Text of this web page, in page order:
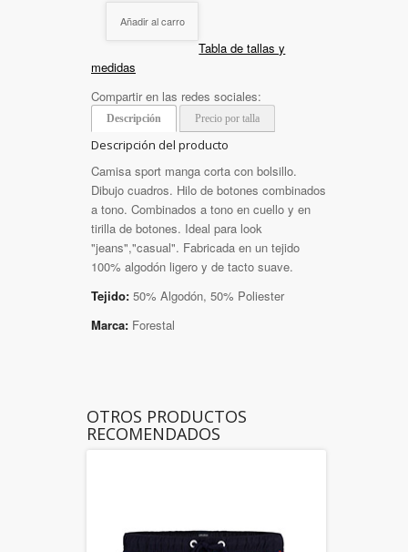
Añadir al carro
Tabla de tallas y
medidas
Compartir en las redes sociales:
Descripción Precio por talla
Descripción del producto
Camisa sport manga corta con bolsillo.
Dibujo cuadros. Hilo de botones combinados
a tono. Combinados a tono en cuello y en
tirilla de botones. Ideal para look
"jeans","casual". Fabricada en un tejido
100% algodón ligero y de tacto suave.
Tejido: 50% Algodón, 50% Poliester
Marca: Forestal
OTROS PRODUCTOS
RECOMENDADOS